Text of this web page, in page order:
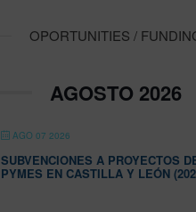
OPORTUNITIES /
AGOSTO 2026
AGO 07 2026
SUBVENCIONES A PROYECTOS
PYMES EN CASTILLA Y LEÓN